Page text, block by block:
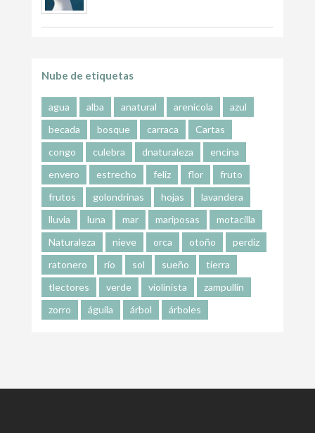
Nube de etiquetas
agua alba anatural arenícola
azul
becada
bosque carraca
Cartas
congo
culebra dnaturaleza
encina
envero
estrecho feliz flor
fruto
frutos
golondrinas hojas
lavandera
lluvia
luna mar mariposas
motacilla
Naturaleza
nieve orca otoño
perdiz
ratonero
río sol sueño
tierra
tlectores
verde violinista
zampullín
zorro
águila árbol árboles